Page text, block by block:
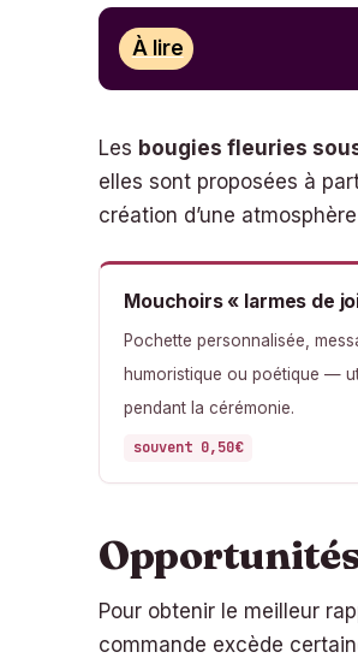
À lire
Les bougies fleuries
elles sont proposées à
création d’une
Mouchoirs « larmes de
Pochette personnalisée,
humoristique ou poétique —
pendant la cérémonie.
souvent 0,50€
Pour obtenir le meilleur
commande excède